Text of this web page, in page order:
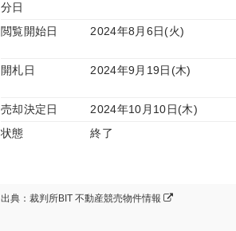
分日
閲覧開始日 2024年8月6日(火)
開札日
2024年9月19日(木)
売却決定日
2024年10月10日(木)
状態
終了
出典：裁判所BIT 不動産競売物件情報